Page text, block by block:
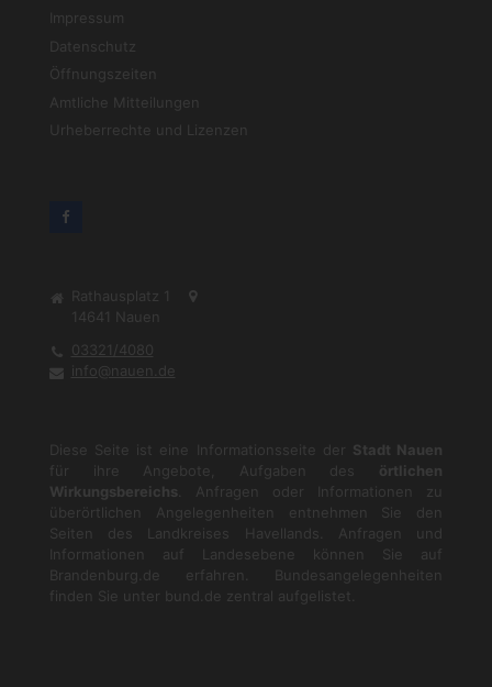
Impressum
Datenschutz
Öffnungszeiten
Amtliche Mitteilungen
Urheberrechte und Lizenzen
Rathausplatz 1
14641
Nauen
03321/4080
info@nauen.de
Diese Seite ist eine Informationsseite der Stadt Nauen
für ihre Angebote, Aufgaben des örtlichen
Wirkungsbereichs . Anfragen oder Informationen zu
überörtlichen Angelegenheiten entnehmen Sie den
Seiten des Landkreises Havellands. Anfragen und
Informationen auf Landesebene können Sie auf
Brandenburg.de
erfahren. Bundesangelegenheiten
finden Sie unter
bund.de zentral aufgelistet.